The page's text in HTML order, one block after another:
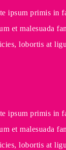
primis in
et malesuada
lobortis at
primis in
et malesuada
lobortis at